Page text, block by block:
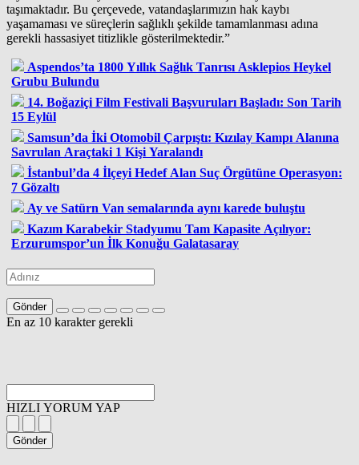
taşımaktadır. Bu çerçevede, vatandaşlarımızın hak kaybı
yaşamaması ve süreçlerin sağlıklı şekilde tamamlanması adına
gerekli hassasiyet titizlikle gösterilmektedir.”
Aspendos’ta 1800 Yıllık Sağlık Tanrısı Asklepios Heykel
Grubu Bulundu
14. Boğaziçi Film Festivali Başvuruları Başladı: Son Tarih
15 Eylül
Samsun’da İki Otomobil Çarpıştı: Kızılay Kampı Alanına
Savrulan Araçtaki 1 Kişi Yaralandı
İstanbul’da 4 İlçeyi Hedef Alan Suç Örgütüne Operasyon:
7 Gözaltı
Ay ve Satürn Van semalarında aynı karede buluştu
Kazım Karabekir Stadyumu Tam Kapasite Açılıyor:
Erzurumspor’un İlk Konuğu Galatasaray
Gönder
En az 10 karakter gerekli
HIZLI YORUM YAP
Gönder